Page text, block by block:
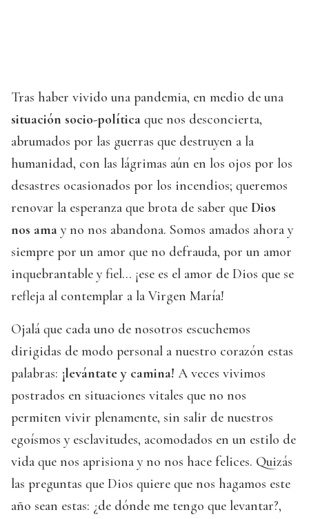
Tras haber vivido una pandemia, en medio de una
situación socio-política que nos desconcierta,
abrumados por las guerras que destruyen a la
humanidad, con las lágrimas aún en los ojos por los
desastres ocasionados por los incendios; queremos
renovar la esperanza que brota de saber que Dios
nos ama y no nos abandona. Somos amados ahora y
siempre por un amor que no defrauda, por un amor
inquebrantable y fiel… ¡ese es el amor de Dios que se
refleja al contemplar a la Virgen María!
Ojalá que cada uno de nosotros escuchemos
dirigidas de modo personal a nuestro corazón estas
palabras: ¡levántate y camina! A veces vivimos
postrados en situaciones vitales que no nos
permiten vivir plenamente, sin salir de nuestros
egoísmos y esclavitudes, acomodados en un estilo de
vida que nos aprisiona y no nos hace felices. Quizás
las preguntas que Dios quiere que nos hagamos este
año sean estas: ¿de dónde me tengo que levantar?,